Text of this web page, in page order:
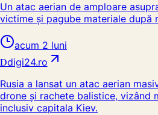
Un atac aerian de amploare
victime și pagube materiale după
acum 2 luni
Ddigi24.ro
Rusia a lansat un atac aerian
drone și rachete balistice, vizând
inclusiv capitala Kiev.